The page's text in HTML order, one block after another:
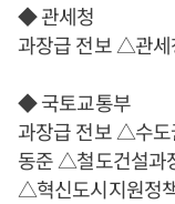
◆ 관세청
과장급 전보 △관
◆ 국토교통부
과장급 전보 △수
동준 △철도건설과
△혁신도시지원정